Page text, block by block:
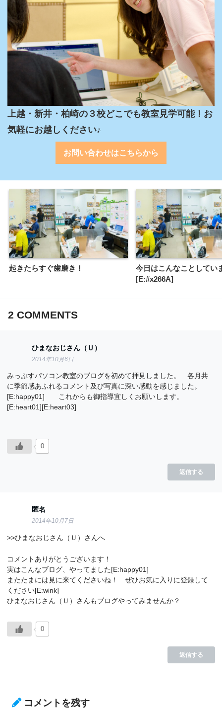
上越・新井・柏崎の３校どこでも教室見学可能！お
気軽にお越しください♪
お問い合わせはこちらから
起きたらすぐ歯磨き！
今日はこんなことしてい
[E:#x266A]
2 COMMENTS
ひまなおじさん（Ｕ）
2014年10月6日
みっぷすパソコン教室のブログを初めて拝見しました。 各月共
に季節感あふれるコメント及び写真に深い感動を感じました。
[E:happy01] これからも御指導宜しくお願いします。
[E:heart01][E:heart03]
0
返信する
匿名
2014年10月7日
>>ひまなおじさん（Ｕ）さんへ
コメントありがとうございます！
実はこんなブログ、やってました[E:happy01]
またたまには見に来てくださいね！ ぜひお気に入りに登録して
ください[E:wink]
ひまなおじさん（Ｕ）さんもブログやってみませんか？
0
返信する
コメントを残す